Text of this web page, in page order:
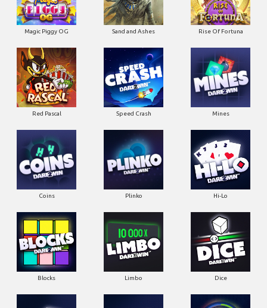
Magic Piggy OG Sand and Ashes Rise Of Fortuna
Red Pascal Speed Crash Mines
Coins Plinko Hi-Lo
Blocks Limbo Dice